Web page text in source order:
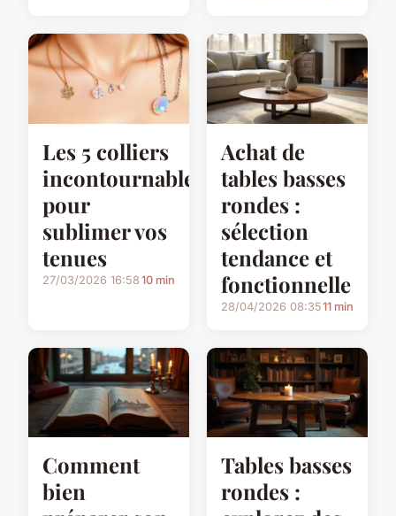
Les 5 colliers
incontournables
pour
sublimer vos
tenues
27/03/2026 16:58 10 min
Achat de
tables basses
rondes :
sélection
tendance et
fonctionnelle
28/04/2026 08:3511 min
Comment
bien
Tables basses
rondes :